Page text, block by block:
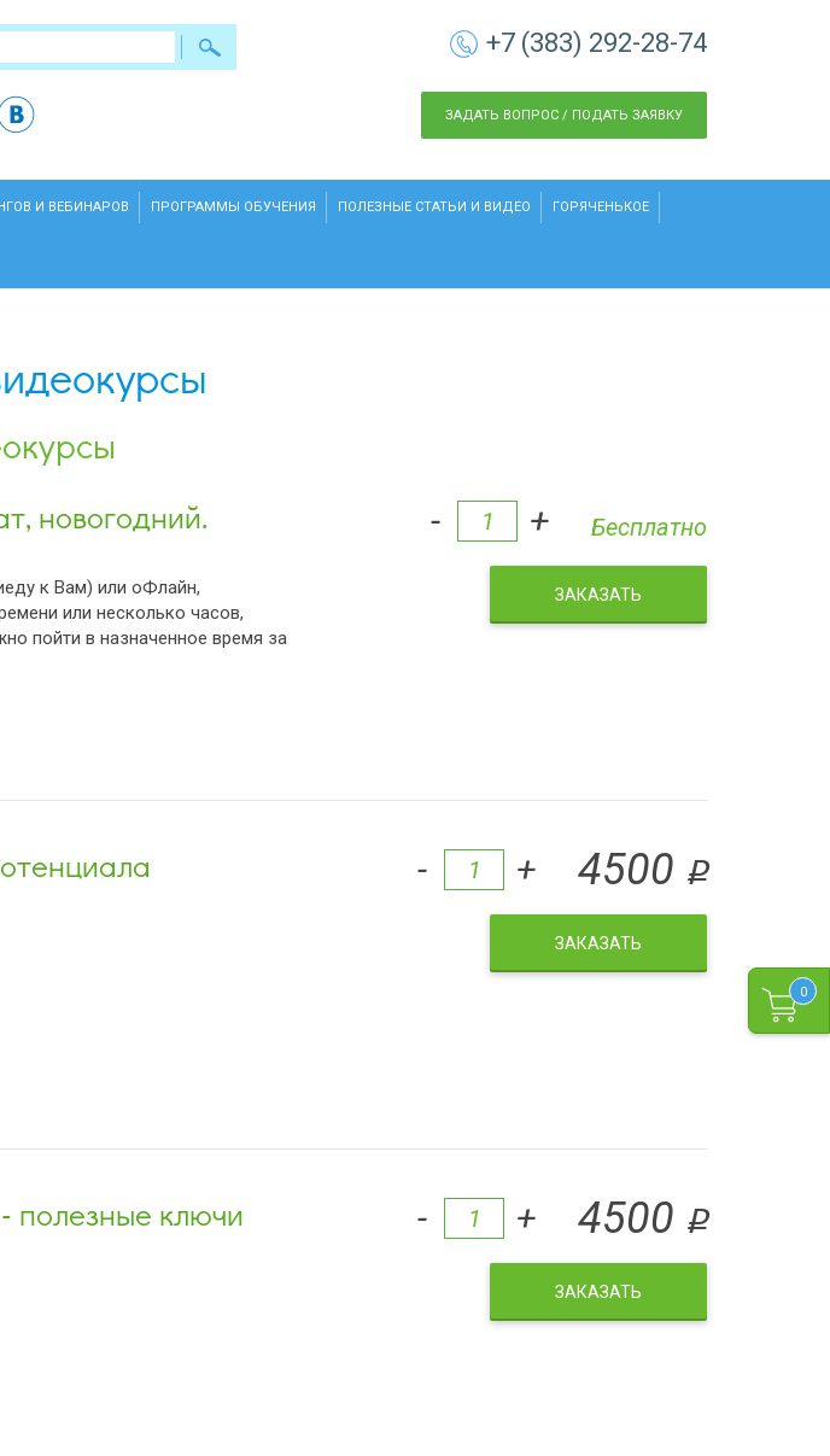
0
+7 (383) 292-28-74
ЗАДАТЬ ВОПРОС / ПОДАТЬ ЗАЯВКУ
И ВЕБИНАРОВ ПРОГРАММЫ ОБУЧЕНИЯ ПОЛЕЗНЫЕ СТАТЬИ И ВИДЕО ГОРЯЧЕНЬКОЕ
новогодний.
к Вам) или оФлайн,
или несколько часов,
пойти в назначенное время за
- + Бесплатно
ЗАКАЗАТЬ
- + 4500 q
ЗАКАЗАТЬ
полезные ключи - + 4500 q
ЗАКАЗАТЬ